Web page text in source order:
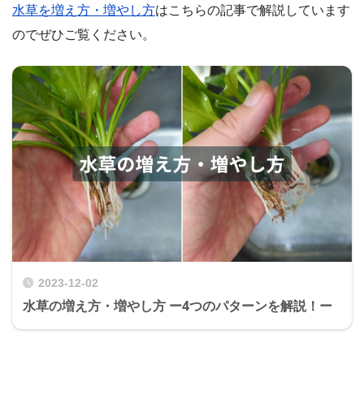
水草を増え方・増やし方はこちらの記事で解説しています
のでぜひご覧ください。
2023-12-02
水草の増え方・増やし方 ー4つのパターンを解説！ー